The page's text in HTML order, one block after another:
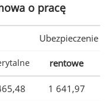
o pracę
Ubezpieczenie
rentowe
1 641,97